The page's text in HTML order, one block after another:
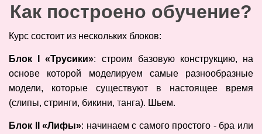
Как построено обучение?
Курс состоит из нескольких блоков:
Блок I «Трусики»: строим базовую конструкцию, на
основе которой моделируем самые разнообразные
модели, которые существуют в настоящее время
(слипы, стринги, бикини, танга). Шьем.
Блок II «Лифы»: начинаем с самого простого - бра или